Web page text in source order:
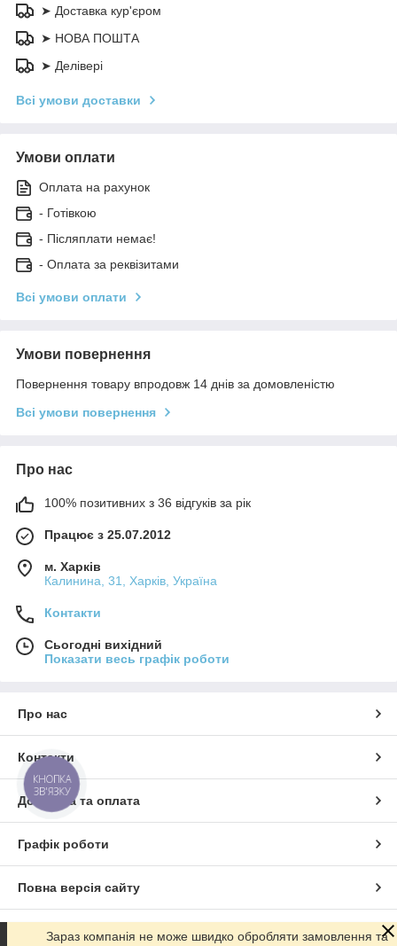
➤ Доставка кур'єром
➤ НОВА ПОШТА
➤ Делівері
Всі умови доставки
Умови оплати
Оплата на рахунок
- Готівкою
- Післяплати немає!
- Оплата за реквізитами
Всі умови оплати
Умови повернення
Повернення товару впродовж 14 днів за домовленістю
Всі умови повернення
Про нас
100% позитивних з 36 відгуків за рік
Працює з 25.07.2012
м. Харків
Калинина, 31, Харків, Україна
Контакти
Сьогодні вихідний
Показати весь графік роботи
Про нас
Контакти
Доставка та оплата
Графік роботи
Повна версія сайту
Сайт створено на маркетплейсі Prom.ua
Зараз компанія не може швидко обробляти замовлення та
КНОПКА
ЗВ'ЯЗКУ